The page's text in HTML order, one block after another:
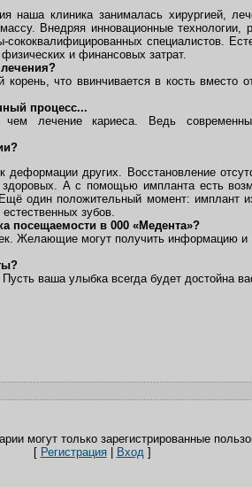
клиника занималась хирургией,
Внедряя инновационные
специалистов.
и финансовых затрат.
что ввинчивается в кость вместо
процесс...
лечение кариеса. Ведь
деформации других. Восстановление
А с помощью импланта есть
один положительный момент: имплант
зубов.
посещаемости в 000 «Медента»?
Желающие могут получить информацию и
ваша улыбка всегда будет достойна
могут только зарегистрированные
[ Регистрация| Вход]